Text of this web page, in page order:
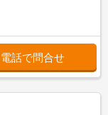
電話で問合せ